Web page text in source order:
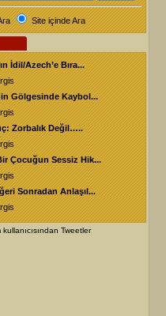
Site içinde Ara
İdil/Azech’e Bıra...
Gölgesinde Kaybol...
Zorbalık Değil…..
Çocuğun Sessiz Hik...
Sonradan Anlaşıl...
Tweetler